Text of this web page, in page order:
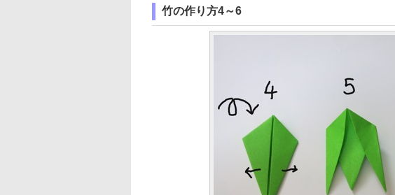
竹の作り方4～6